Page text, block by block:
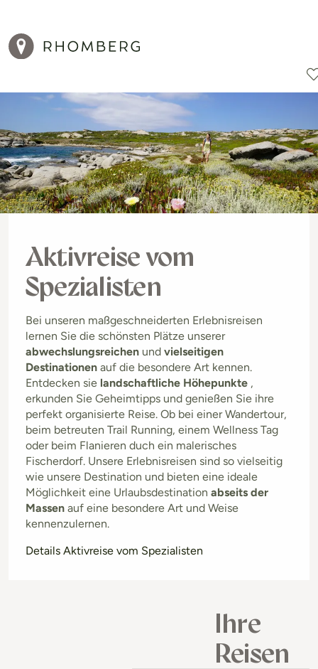
Reiseziele Reisearten
Aktivreise vom
Spezialisten
Bei unseren maßgeschneiderten Erlebnisreisen
lernen Sie die schönsten Plätze unserer
abwechslungsreichen und vielseitigen
Destinationen auf die besondere Art kennen.
Entdecken sie landschaftliche Höhepunkte ,
erkunden Sie Geheimtipps und genießen Sie ihre
perfekt organisierte Reise. Ob bei einer Wandertour,
beim betreuten Trail Running, einem Wellness Tag
oder beim Flanieren duch ein malerisches
Fischerdorf. Unsere Erlebnisreisen sind so vielseitig
wie unsere Destination und bieten eine ideale
Möglichkeit eine Urlaubsdestination abseits der
Massen auf eine besondere Art und Weise
kennenzulernen.
Details Aktivreise vom Spezialisten
Ihre
Reisen